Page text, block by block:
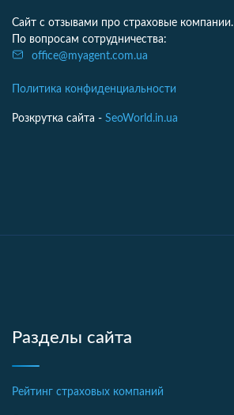
Сайт с отзывами про страховые компании.
По вопросам сотрудничества:
office@myagent.com.ua
Политика конфиденциальности
Розкрутка сайта - SeoWorld.in.ua
Разделы сайта
Рейтинг страховых компаний